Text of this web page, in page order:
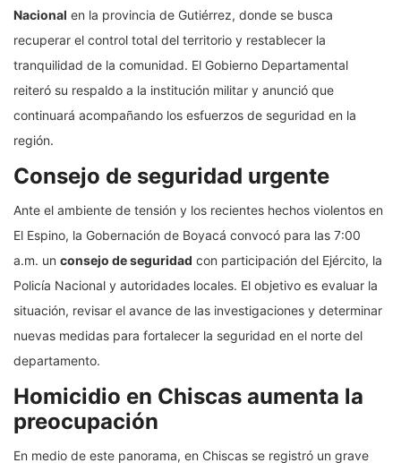
Nacional en la provincia de Gutiérrez, donde se busca
recuperar el control total del territorio y restablecer la
tranquilidad de la comunidad. El Gobierno Departamental
reiteró su respaldo a la institución militar y anunció que
continuará acompañando los esfuerzos de seguridad en la
región.
Consejo de seguridad urgente
Ante el ambiente de tensión y los recientes hechos violentos en
El Espino, la Gobernación de Boyacá convocó para las 7:00
a.m. un consejo de seguridad con participación del Ejército, la
Policía Nacional y autoridades locales. El objetivo es evaluar la
situación, revisar el avance de las investigaciones y determinar
nuevas medidas para fortalecer la seguridad en el norte del
departamento.
Homicidio en Chiscas aumenta la
preocupación
En medio de este panorama, en Chiscas se registró un grave